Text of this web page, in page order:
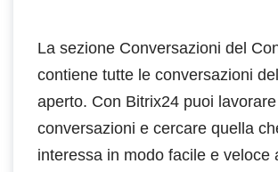
La sezione Conversazioni del
contiene tutte le conversazioni
aperto. Con Bitrix24 puoi
conversazioni e cercare quella
interessa in modo facile e veloce